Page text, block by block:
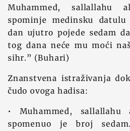
Muhammed, sallallahu
spominje medinsku
dan ujutro pojede sedam
tog dana neće mu moći
sihr.” (Buhari)
Znanstvena istraživanja
čudo ovoga hadisa:
• Muhammed,
spomenuo je broj